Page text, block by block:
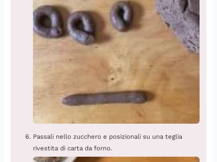
Passali nello zucchero e posizionali su una teglia
rivestita di carta da forno.